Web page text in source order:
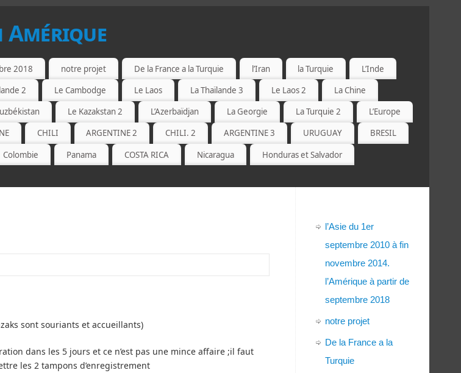
Amérique
2018 notre projet De la France a la Turquie l’Iran la Turquie
L’Inde
2 Le Cambodge Le Laos La Thaïlande 3 Le Laos 2
La Chine
Le Kazakstan 2 L’Azerbaïdjan La Georgie La Turquie 2
L’Europe
CHILI ARGENTINE 2 CHILI. 2 ARGENTINE 3 URUGUAY
BRESIL
Colombie Panama COSTA RICA Nicaragua
Honduras et Salvador
sont souriants et accueillants)
dans les 5 jours et ce n’est pas une mince affaire ;il faut
les 2 tampons d’enregistrement
l’Asie du 1er
septembre 2010 à fin
novembre 2014.
l’Amérique à partir de
septembre 2018
notre projet
De la France a la
Turquie